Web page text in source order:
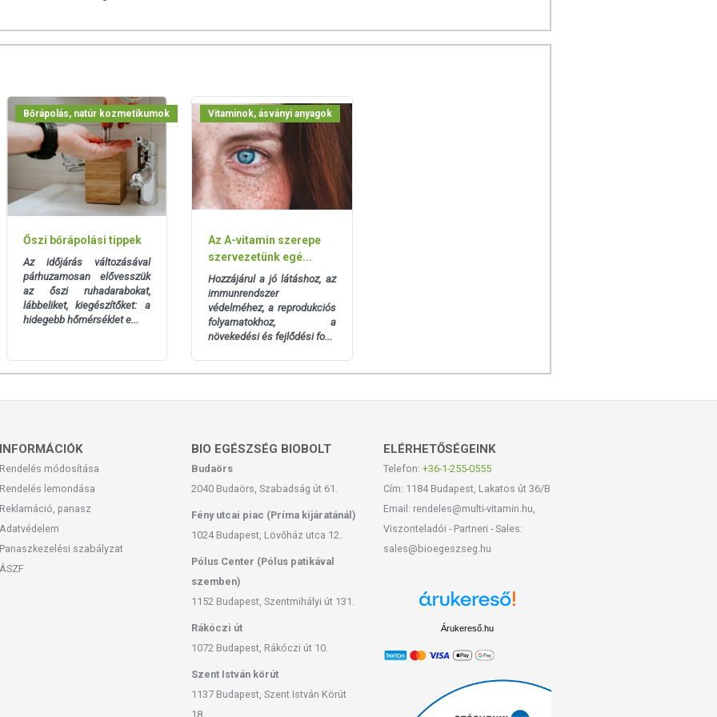
nedvesség megkötő glicerin, Retinylpalmitat ( A-vitamin)
referenciaérték százalékban kifejezve.
uniós szabályozás szerint élelmiszereknek minősülnek,
szolgálják, és koncentrált formában tartalmaznak
élettani hatással rendelkezhetnek, amely egyénenként
reklámozásuk során nem engedélyezett a készítményeknek
vegyes étrendet és az egészséges életmódot!
nem az orvosi kezelés helyettesítésére alkalmas! Betegség
Bőrápolás, natúr kozmetikumok
Őszi bőrápolási tippek
Az időjárás változásával
párhuzamosan elővesszük
az őszi ruhadarabokat,
lábbeliket, kiegészítőket: a
hidegebb hőmérséklet e...
Vitaminok, ásványi anyagok
Az A-vitamin szerepe
szervezetünk egé...
Hozzájárul a jó látáshoz, az
immunrendszer
védelméhez, a reprodukciós
folyamatokhoz, a
növekedési és fejlődési fo...
INFORMÁCIÓK
Rendelés módosítása
Rendelés lemondása
Reklamáció, panasz
Adatvédelem
Panaszkezelési szabályzat
ÁSZF
BIO EGÉSZSÉG BIOBOLT
Budaörs
2040 Budaörs, Szabadság út 61.
Fény utcai piac (Príma kijáratánál)
1024 Budapest, Lövőház utca 12.
Pólus Center (Pólus patikával
szemben)
1152 Budapest, Szentmihályi út 131.
Rákóczi út
1072 Budapest, Rákóczi út 10.
Szent István körút
1137 Budapest, Szent István Körút
18.
ELÉRHETŐSÉGEINK
Telefon: +36-1-255-0555
Cím: 1184 Budapest, Lakatos út 36/B
Email: rendeles@multi-vitamin.hu,
Viszonteladói - Partneri - Sales:
sales@bioegeszseg.hu
Árukereső.hu